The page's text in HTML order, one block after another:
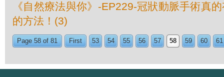
《自然療法與你》-EP229-冠狀動脈手術真
的方法！(3)
Page 58 of 81 First 53 54 55 56 57 58 59 60 61